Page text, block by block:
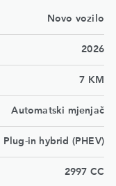
Novo vozilo
2026
7 KM
Automatski mjenjač
Plug-in hybrid (PHEV)
2997 CC